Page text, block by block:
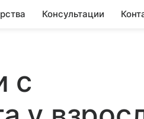
Консультации
с